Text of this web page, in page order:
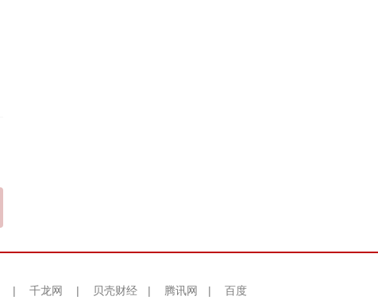
| 千龙网 | 贝壳财经 | 腾讯网 | 百度